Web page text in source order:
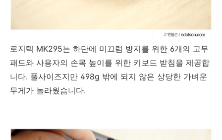
로지텍 MK295는 하단에 미끄럼 방지를 위한 6개의 고무
패드와 사용자의 손목 높이를 위한 키보드 받침을 제공합
니다. 풀사이즈지만 498g 밖에 되지 않은 상당한 가벼운
무게가 놀라웠습니다.